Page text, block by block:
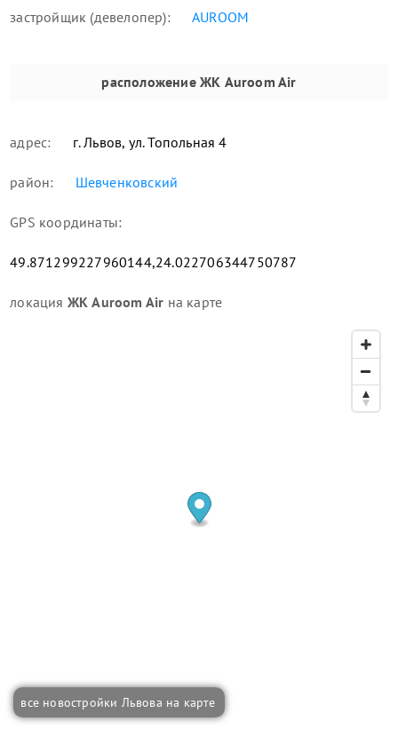
застройщик (девелопер): AUROOM
расположениеЖК Auroom Air
адрес: г. Львов, ул. Топольная 4
район: Шевченковский
GPS координаты:
49.871299227960144,24.022706344750787
локация ЖК Auroom Air на карте
все новостройки Львова на карте